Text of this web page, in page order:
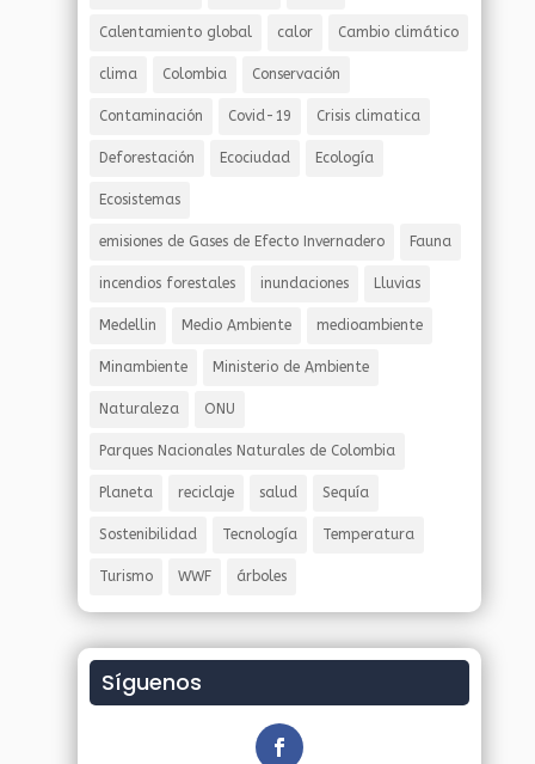
Calentamiento global calor Cambio climático
clima Colombia Conservación
Contaminación Covid-19 Crisis climatica
Deforestación Ecociudad Ecología
Ecosistemas
emisiones de Gases de Efecto Invernadero Fauna
incendios forestales inundaciones Lluvias
Medellin Medio Ambiente medioambiente
Minambiente Ministerio de Ambiente
Naturaleza ONU
Parques Nacionales Naturales de Colombia
Planeta reciclaje salud Sequía
Sostenibilidad Tecnología Temperatura
Turismo WWF árboles
Síguenos